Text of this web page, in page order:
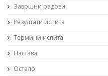
Завршни радови
Резултати испита
Термини испита
Настава
Остало